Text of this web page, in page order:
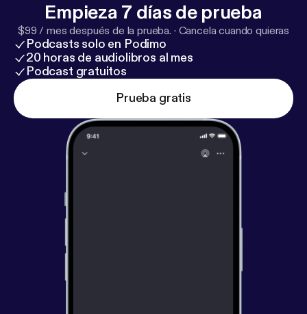
Empieza 7 días de prueba
$99 / mes después de la prueba. · Cancela cuando quieras
Podcasts solo en Podimo
20 horas de audiolibros al mes
Podcast gratuitos
Prueba gratis